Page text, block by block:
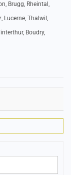
Brugg, Rheintal,
Lucerne, Thalwil,
Boudry,